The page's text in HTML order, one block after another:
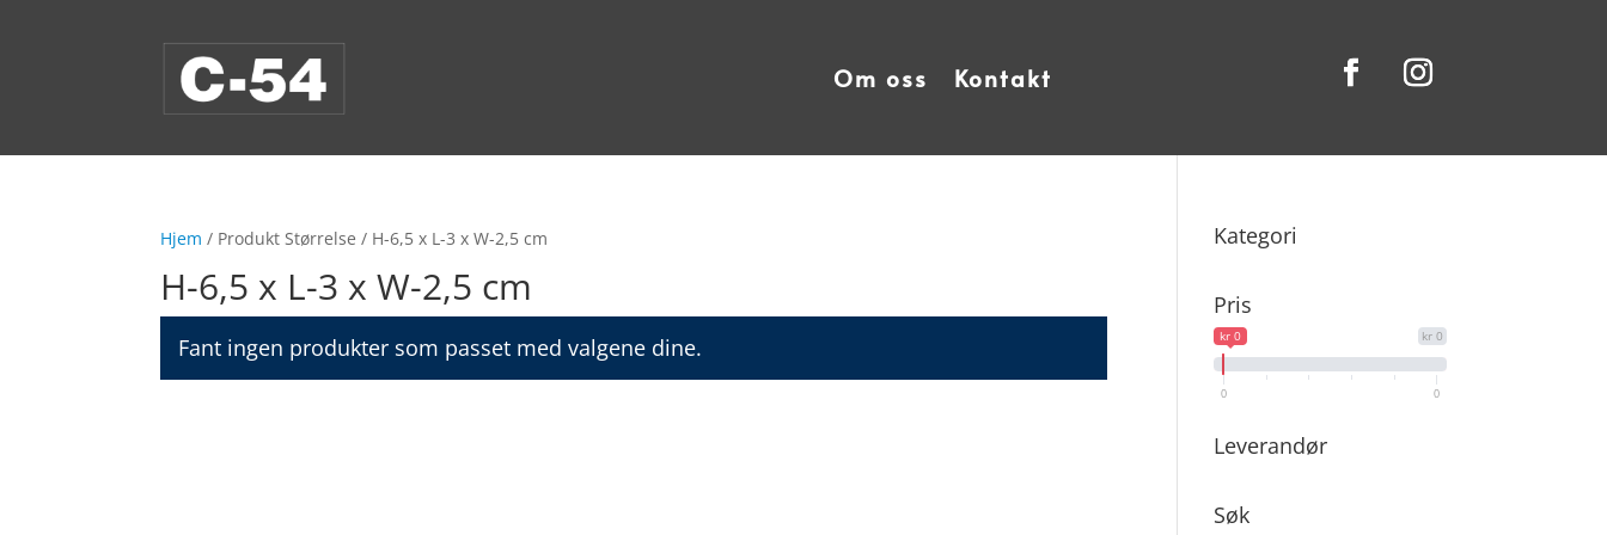
Om oss Kontakt
Hjem / Produkt Størrelse / H-6,5 x L-3 x W-2,5 cm
H-6,5 x L-3 x W-2,5 cm
Fant ingen produkter som passet med valgene dine.
Kategori
Pris
kr 0
kr 0
0 0
Leverandør
Søk